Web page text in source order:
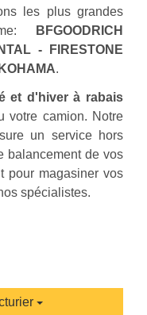
les plus grandes
BFGOODRICH
- FIRESTONE
.
et d'hiver à rabais
votre camion. Notre
un service hors
balancement de vos
pour magasiner vos
spécialistes.